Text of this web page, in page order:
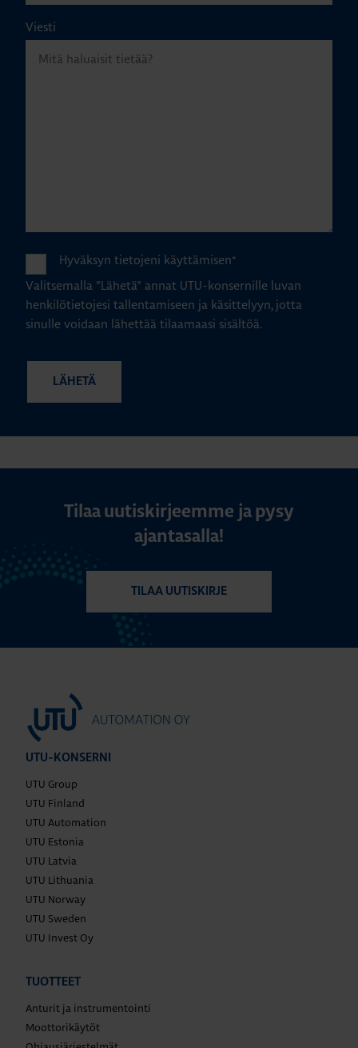
Viesti
Hyväksyn tietojeni käyttämisen*
Valitsemalla "Lähetä" annat UTU-konsernille luvan
henkilötietojesi tallentamiseen ja käsittelyyn, jotta
sinulle voidaan lähettää tilaamaasi sisältöä.
Tilaa uutiskirjeemme ja pysy
ajantasalla!
TILAA UUTISKIRJE
UTU-KONSERNI
UTU Group
UTU Finland
UTU Automation
UTU Estonia
UTU Latvia
UTU Lithuania
UTU Norway
UTU Sweden
UTU Invest Oy
TUOTTEET
Anturit ja instrumentointi
Moottorikäytöt